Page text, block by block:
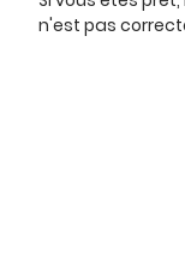
n'est pas